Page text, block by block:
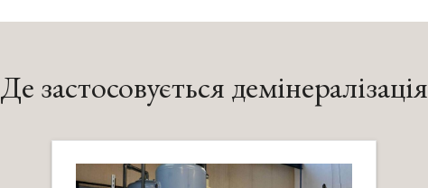
Де застосовується демінералізація